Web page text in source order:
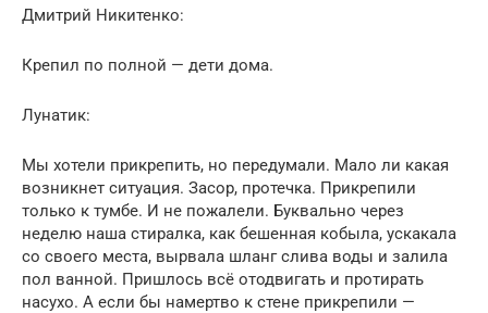
Дмитрий Никитенко:
Крепил по полной — дети дома.
Лунатик:
Мы хотели прикрепить, но передумали. Мало ли какая
возникнет ситуация. Засор, протечка. Прикрепили
только к тумбе. И не пожалели. Буквально через
неделю наша стиралка, как бешенная кобыла, ускакала
со своего места, вырвала шланг слива воды и залила
пол ванной. Пришлось всё отодвигать и протирать
насухо. А если бы намертво к стене прикрепили —